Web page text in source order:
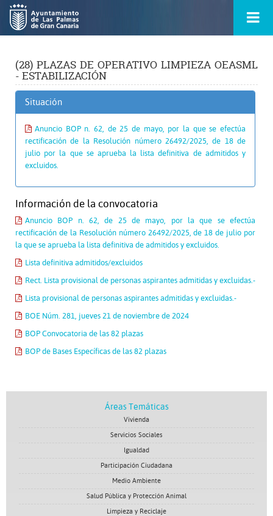
contenido
principal
página
Menú
(28) PLAZAS DE OPERATIVO LIMPIEZA OEASML
- ESTABILIZACIÓN
Situación
Anuncio BOP n. 62, de 25 de mayo, por la que se efectúa
rectificación de la Resolución número 26492/2025, de 18 de
julio por la que se aprueba la lista definitiva de admitidos y
excluidos.
Información de la convocatoria
Anuncio BOP n. 62, de 25 de mayo, por la que se efectúa
rectificación de la Resolución número 26492/2025, de 18 de julio por
la que se aprueba la lista definitiva de admitidos y excluidos.
Lista definitiva admitidos/excluidos
Rect. Lista provisional de personas aspirantes admitidas y excluidas.-
Lista provisional de personas aspirantes admitidas y excluidas.-
BOE Núm. 281, jueves 21 de noviembre de 2024
BOP Convocatoria de las 82 plazas
BOP de Bases Específicas de las 82 plazas
Áreas Temáticas
Vivienda
Servicios Sociales
Igualdad
Participación Ciudadana
Medio Ambiente
Salud Pública y Protección Animal
Limpieza y Reciclaje